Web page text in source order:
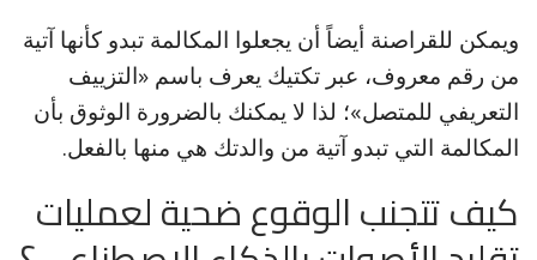
ويمكن للقراصنة أيضاً أن يجعلوا المكالمة تبدو كأنها آتية
من رقم معروف، عبر تكتيك يعرف باسم «التزييف
التعريفي للمتصل»؛ لذا لا يمكنك بالضرورة الوثوق بأن
المكالمة التي تبدو آتية من والدتك هي منها بالفعل.
كيف تتجنب الوقوع ضحية لعمليات